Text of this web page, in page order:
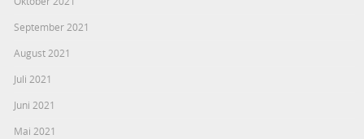
September 2021
August 2021
Juli 2021
Juni 2021
Mai 2021